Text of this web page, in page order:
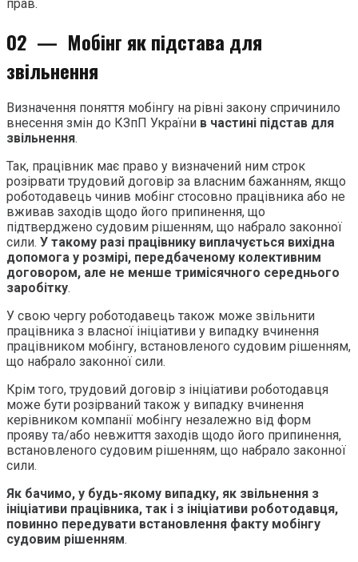
прав.
02 — Мобінг як підстава для
звільнення
Визначення поняття мобінгу на рівні закону спричинило
внесення змін до КЗпП України в частині підстав для
звільнення.
Так, працівник має право у визначений ним строк
розірвати трудовий договір за власним бажанням, якщо
роботодавець чинив мобінг стосовно працівника або не
вживав заходів щодо його припинення, що
підтверджено судовим рішенням, що набрало законної
сили. У такому разі працівнику виплачується вихідна
допомога у розмірі, передбаченому колективним
договором, але не менше тримісячного середнього
заробітку.
У свою чергу роботодавець також може звільнити
працівника з власної ініціативи у випадку вчинення
працівником мобінгу, встановленого судовим рішенням,
що набрало законної сили.
Крім того, трудовий договір з ініціативи роботодавця
може бути розірваний також у випадку вчинення
керівником компанії мобінгу незалежно від форм
прояву та/або невжиття заходів щодо його припинення,
встановленого судовим рішенням, що набрало законної
сили.
Як бачимо, у будь-якому випадку, як звільнення з
ініціативи працівника, так і з ініціативи роботодавця,
повинно передувати встановлення факту мобінгу
судовим рішенням.